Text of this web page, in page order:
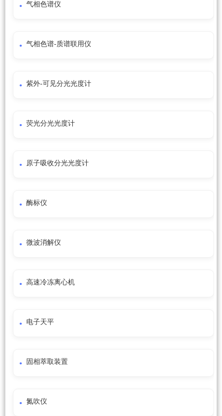
气相色谱仪
气相色谱-质谱联用仪
紫外-可见分光光度计
荧光分光光度计
原子吸收分光光度计
酶标仪
微波消解仪
高速冷冻离心机
电子天平
固相萃取装置
氮吹仪